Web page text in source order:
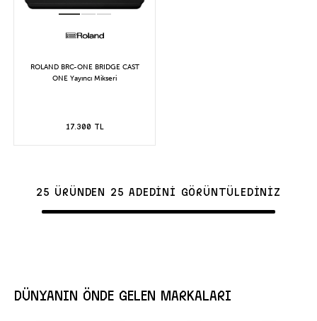
ROLAND BRC-ONE BRIDGE CAST
ONE Yayıncı Mikseri
17.300 TL
25 ÜRÜNDEN 25 ADEDİNİ GÖRÜNTÜLEDİNİZ
DÜNYANIN ÖNDE GELEN MARKALARI